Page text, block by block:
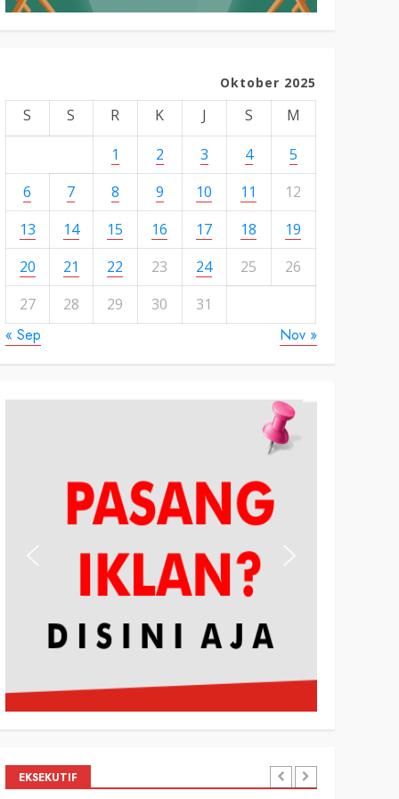
Oktober 2025
S S R K J S
M
1
2 3 4
5
6
7 8 9 10 11
12
13
14 15 16 17 18
19
20
21 22 23 24 25
26
27
28 29 30 31
« Sep Nov »
EKSEKUTIF